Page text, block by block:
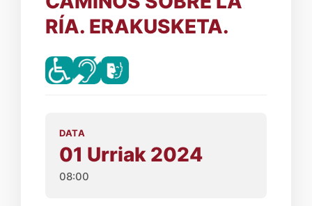
RÍA. ERAKUSKETA.
DATA
01 Urriak 2024
08:00